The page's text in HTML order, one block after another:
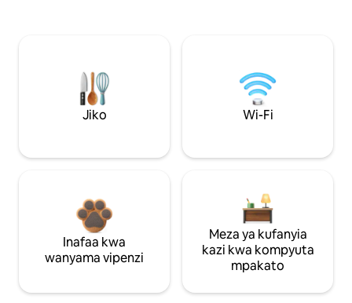
Jiko Wi-Fi
Inafaa kwa
wanyama vipenzi
Meza ya kufanyia
kazi kwa kompyuta
mpakato